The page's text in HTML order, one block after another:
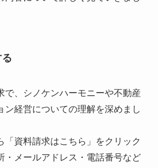
で、シノケンハーモニーや不動産
ン経営についての理解を深めまし
「資料請求はこちら」をクリック
・メールアドレス・電話番号など